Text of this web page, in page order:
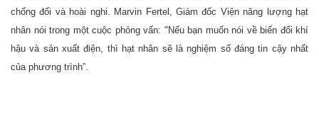
chống đối và hoài nghi. Marvin Fertel, Giám đốc Viện năng lượng hạt
nhân nói trong một cuộc phỏng vấn: "Nếu bạn muốn nói về biến đổi khí
hậu và sản xuất điện, thì hạt nhân sẽ là nghiệm số đáng tin cậy nhất
của phương trình”.